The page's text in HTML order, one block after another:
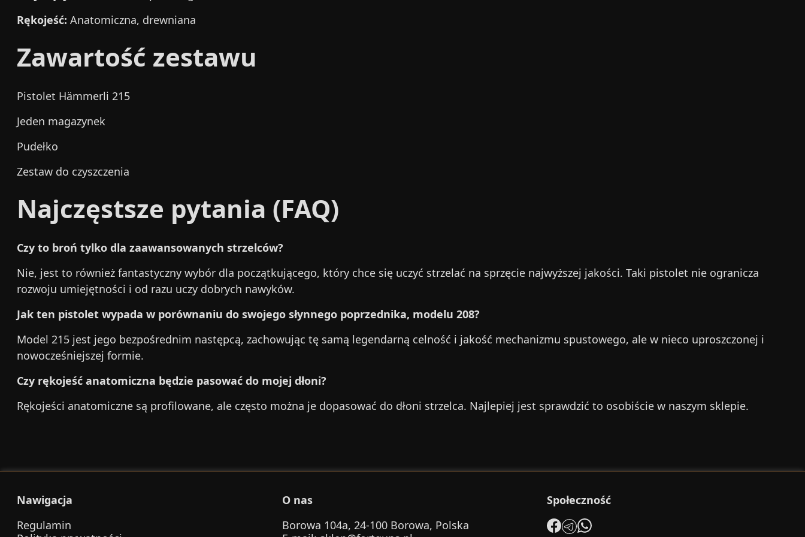
Rękojeść: Anatomiczna, drewniana
Zawartość zestawu
Pistolet Hämmerli 215
Jeden magazynek
Pudełko
Zestaw do czyszczenia
Najczęstsze pytania (FAQ)
Czy to broń tylko dla zaawansowanych strzelców?
Nie, jest to również fantastyczny wybór dla początkującego, który chce się uczyć strzelać na sprzęcie najwyższej jakości. Taki pistolet nie ogranicza
rozwoju umiejętności i od razu uczy dobrych nawyków.
Jak ten pistolet wypada w porównaniu do swojego słynnego poprzednika, modelu 208?
Model 215 jest jego bezpośrednim następcą, zachowując tę samą legendarną celność i jakość mechanizmu spustowego, ale w nieco uproszczonej i
nowocześniejszej formie.
Czy rękojeść anatomiczna będzie pasować do mojej dłoni?
Rękojeści anatomiczne są profilowane, ale często można je dopasować do dłoni strzelca. Najlepiej jest sprawdzić to osobiście w naszym sklepie.
Nawigacja
Regulamin
O nas
Borowa 104a, 24-100 Borowa, Polska
Społeczność